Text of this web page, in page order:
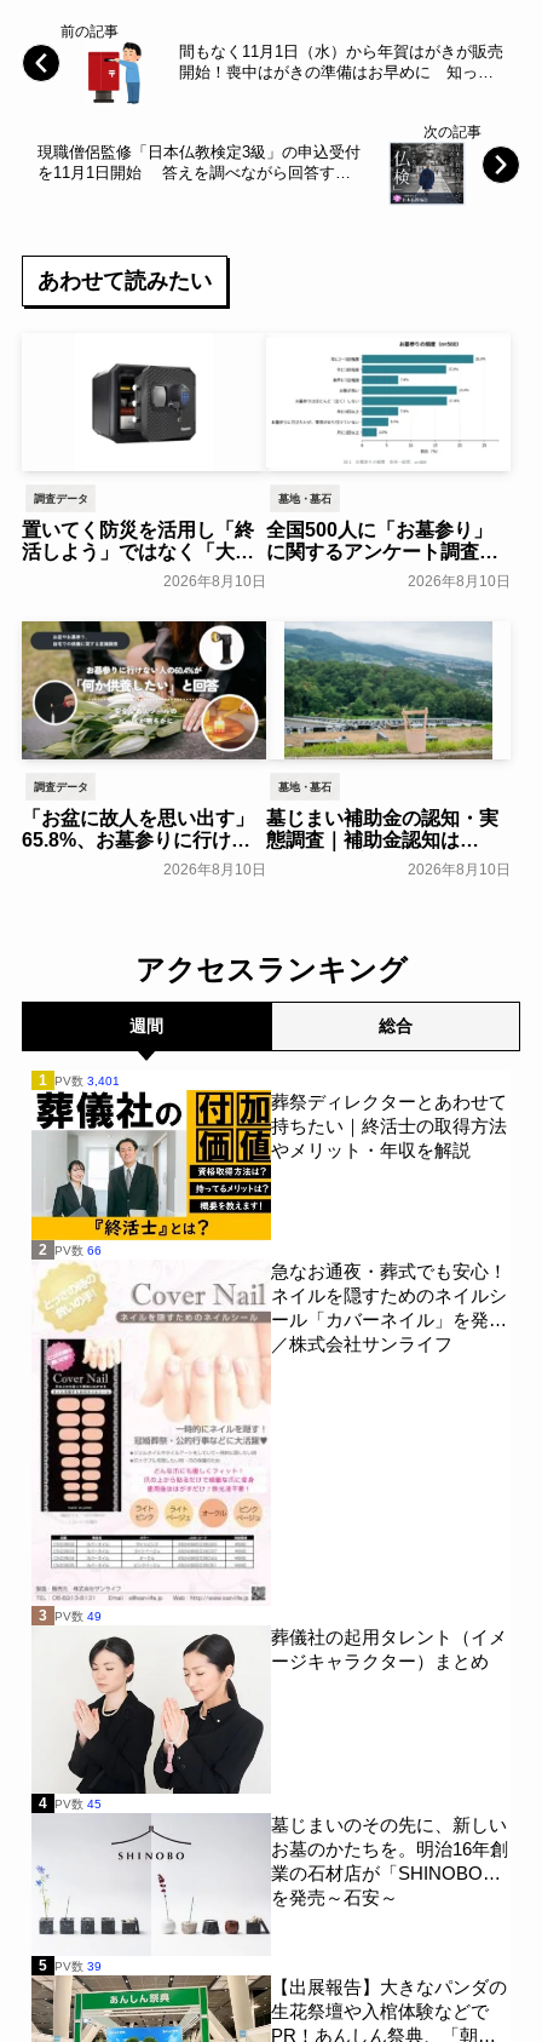
前の記事
間もなく11月1日（水）から年賀はがきが販売
開始！喪中はがきの準備はお早めに 知って
次の記事
現職僧侶監修「日本仏教検定3級」の申込受付
を11月1日開始 答えを調べながら回答する
あわせて読みたい
調査データ
置いてく防災を活用し「終
活しよう」ではなく「大事
なものを金庫にまとめる」
高齢の親と考える、防災・
終活のススメ～マスターロ
ック・セントリー日本～
一般公開
2026年8月10日
墓地・墓石
全国500人に「お墓参り」
に関するアンケート調査～
2026年8月10日
調査データ
「お盆に故人を思い出す」
65.8%、お墓参りに行けな
い人の60.4%が「何か供養
したい」と回答。お盆やお
2026年8月10日
墓地・墓石
墓じまい補助金の認知・実
態調査｜補助金認知は
24.00％、実際の利用は
2.00％｜費用負担軽減策1位
2026年8月10日
アクセスランキング
週間 総合
1 PV数 3,401
葬祭ディレクターとあわせて
持ちたい｜終活士の取得方法
やメリット・年収を解説
2 PV数 66
急なお通夜・葬式でも安心！
ネイルを隠すためのネイルシ
ール「カバーネイル」を発売
／株式会社サンライフ
3 PV数 49
葬儀社の起用タレント（イメ
ージキャラクター）まとめ
4 PV数 45
墓じまいのその先に、新しい
お墓のかたちを。明治16年創
業の石材店が「SHINOBO」
を発売～石安～
5 PV数 39
【出展報告】大きなパンダの
生花祭壇や入棺体験などで
PR！あんしん祭典、「朝日